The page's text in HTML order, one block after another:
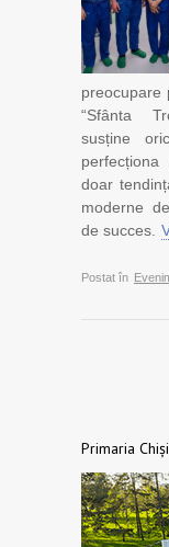
preocupare
“Sfânta
susține
doar
moderne
de succes.
Postat în
Primaria